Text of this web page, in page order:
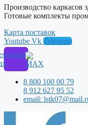
Производство
Готовые комплекты
Карта поставок
Youtube Vk Telegram
8 800 100 00 79
8 912 627 95 52
email: